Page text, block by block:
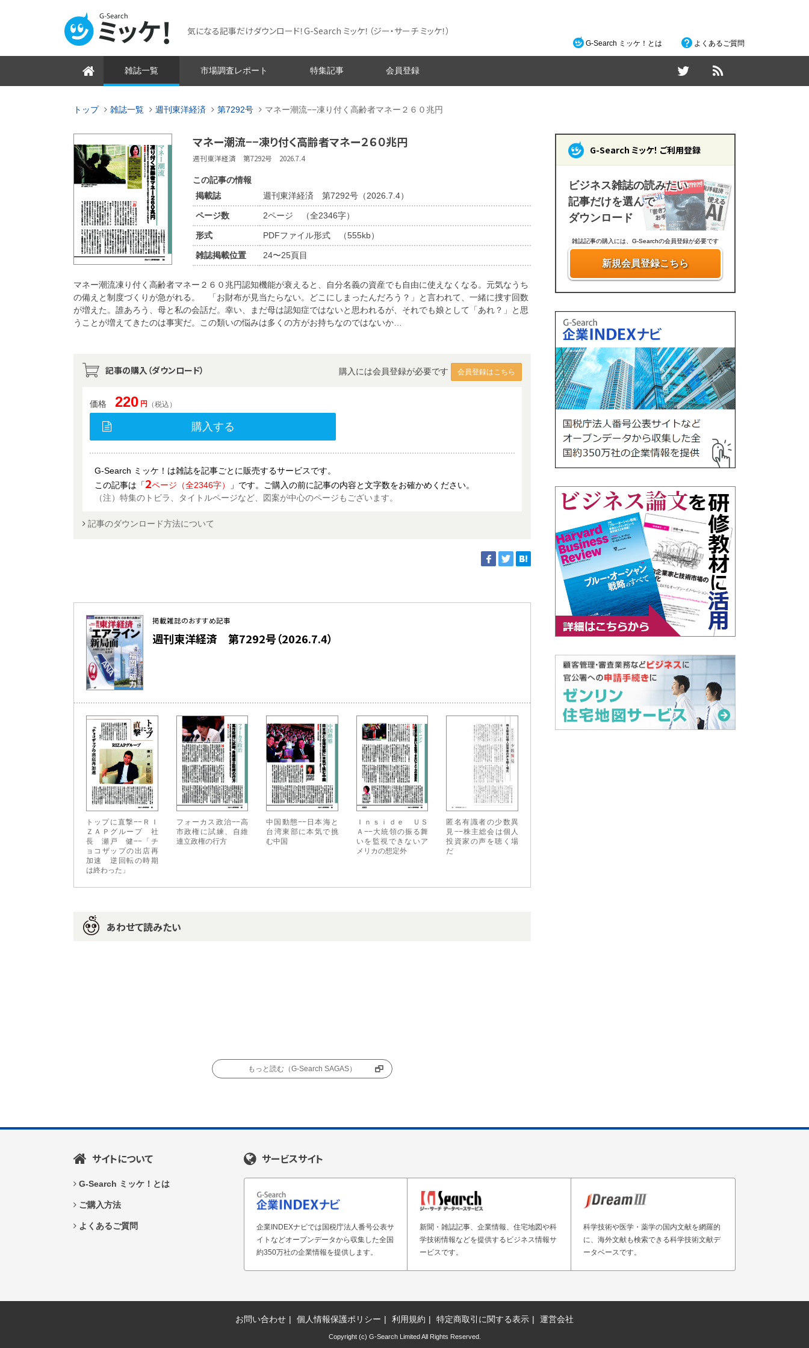
気になる記事だけダウンロード！G-Search ミッケ！ （ジー・サーチ ミッケ！）
G-Search ミッケ！とは よくあるご質問
雑誌一覧 市場調査レポート 特集記事 会員登録
トップ 雑誌一覧 週刊東洋経済 第7292号 マネー潮流−−凍り付く高齢者マネー２６０兆円
マネー潮流−−凍り付く高齢者マネー２６０兆円
週刊東洋経済 第7292号 2026.7.4
この記事の情報
掲載誌
週刊東洋経済 第7292号（2026.7.4）
ページ数 2ページ （全2346字）
形式 PDFファイル形式 （555kb）
雑誌掲載位置 24〜25頁目
マネー潮流凍り付く高齢者マネー２６０兆円認知機能が衰えると、自分名義の資産でも自由に使えなくなる。元気なうち
の備えと制度づくりが急がれる。 「お財布が見当たらない。どこにしまったんだろう？」と言われて、一緒に捜す回数
が増えた。誰あろう、母と私の会話だ。幸い、まだ母は認知症ではないと思われるが、それでも娘として「あれ？」と思
うことが増えてきたのは事実だ。この類いの悩みは多くの方がお持ちなのではないか…
記事の購入（ダウンロード） 購入には会員登録が必要です 会員登録はこちら
価格 220 円 （税込）
購入する
G-Search ミッケ！は雑誌を記事ごとに販売するサービスです。
この記事は「2ページ（全2346字）
」です。ご購入の前に記事の内容と文字数をお確かめください。
（注）特集のトビラ、タイトルページなど、図案が中心のページもございます。
記事のダウンロード方法について
掲載雑誌のおすすめ記事
週刊東洋経済 第7292号（2026.7.4）
トップに直撃−−ＲＩ
ＺＡＰグループ 社
長 瀬戸 健−−「チ
ョコザップの出店再
加速 逆回転の時期
は終わった」
フォーカス政治−−高
市政権に試練、自維
連立政権の行方
中国動態−−日本海と
台湾東部に本気で挑
む中国
Ｉｎｓｉｄｅ ＵＳ
Ａ−−大統領の振る舞
いを監視できないア
メリカの想定外
匿名有識者の少数異
見−−株主総会は個人
投資家の声を聴く場
だ
あわせて読みたい
もっと読む（G-Search SAGAS）
G-Search ミッケ！ ご利用登録
ビジネス雑誌の読みたい
記事だけを選んで
ダウンロード
雑誌記事の購入には、G-Searchの会員登録が必要です
新規会員登録こちら
サイトについて
G-Search ミッケ！とは
ご購入方法
よくあるご質問
サービスサイト
企業INDEXナビでは国税庁法人番号公表サ
イトなどオープンデータから収集した全国
約350万社の企業情報を提供します。
新聞・雑誌記事、企業情報、住宅地図や科
学技術情報などを提供するビジネス情報サ
ービスです。
科学技術や医学・薬学の国内文献を網羅的
に、海外文献も検索できる科学技術文献デ
ータベースです。
お問い合わせ 個人情報保護ポリシー 利用規約 特定商取引に関する表示 運営会社
Copyright (c) G-Search Limited All Rights Reserved.